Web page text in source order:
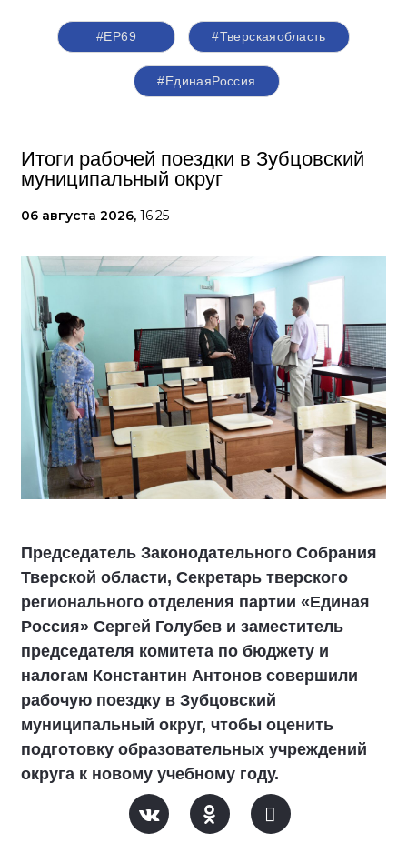
#ЕР69 #Тверскаяобласть
#‎ЕдинаяРоссия
Итоги рабочей поездки в Зубцовский
муниципальный округ
06 августа 2026, 16:25
Председатель Законодательного Собрания
Тверской области, Секретарь тверского
регионального отделения партии «Единая
Россия» Сергей Голубев и заместитель
председателя комитета по бюджету и
налогам Константин Антонов совершили
рабочую поездку в Зубцовский
муниципальный округ, чтобы оценить
подготовку образовательных учреждений
округа к новому учебному году.